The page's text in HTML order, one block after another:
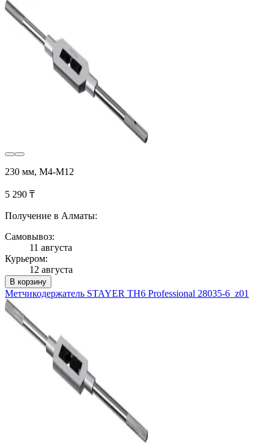
230 мм, М4-М12
5 290 ₸
Получение в Алматы:
Самовывоз:
11 августа
Курьером:
12 августа
В корзину
Метчикодержатель STAYER TH6 Professional 28035-6_z01